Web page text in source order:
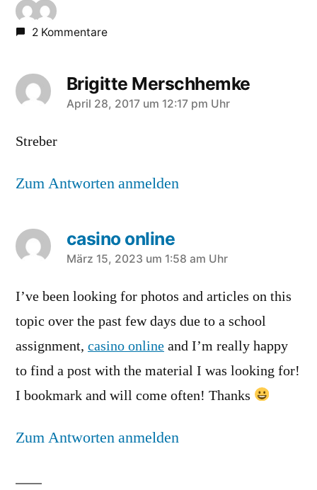
2 Kommentare
Brigitte Merschhemke
sagt:
April 28, 2017 um 12:17 pm Uhr
Streber
Zum Antworten anmelden
casino online
sagt:
März 15, 2023 um 1:58 am Uhr
I’ve been looking for photos and articles on this
topic over the past few days due to a school
assignment, casino online and I’m really happy
to find a post with the material I was looking for!
I bookmark and will come often! Thanks
Zum Antworten anmelden